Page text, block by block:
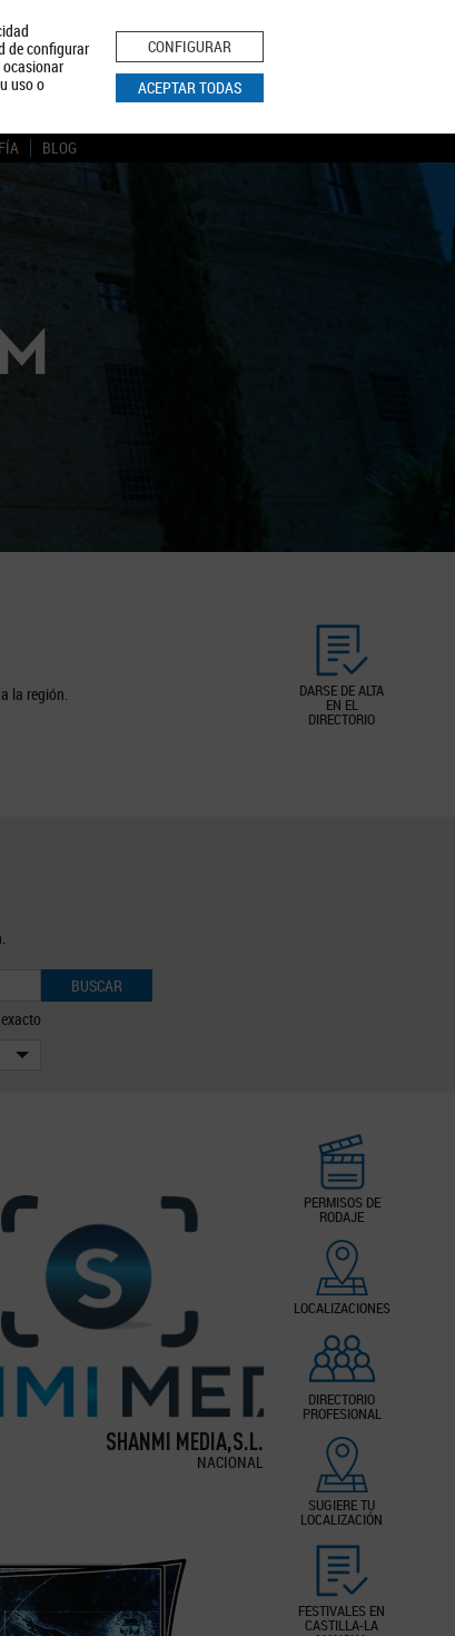
de configurar
ocasionar
uso o
CONFIGURAR
ACEPTAR TODAS
Aviso Legal Política de Cookies
BUSCAR
BLOG
DARSE DE ALTA
EN EL
DIRECTORIO
la región.
BUSCAR
PERMISOS DE
RODAJE
LOCALIZACIONES
DIRECTORIO
PROFESIONAL
SUGIERE TU
LOCALIZACIÓN
FESTIVALES EN
CASTILLA-LA
SHANMI MEDIA,S.L.
NACIONAL